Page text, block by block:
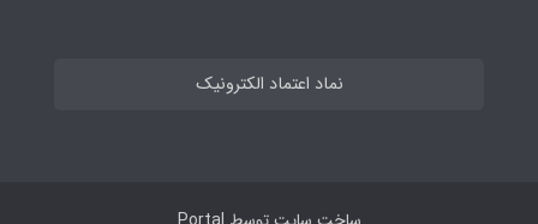
نماد اعتماد الکترونیک